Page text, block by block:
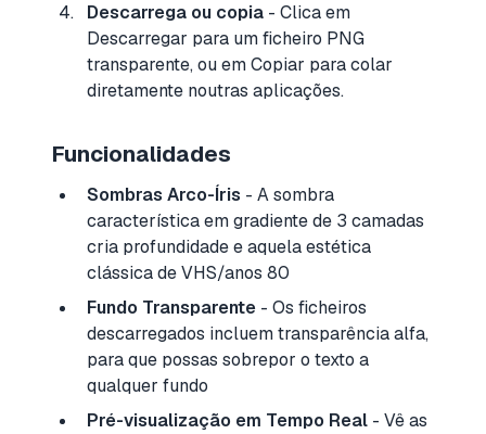
Descarrega ou copia - Clica em
Descarregar para um ficheiro PNG
transparente, ou em Copiar para colar
diretamente noutras aplicações.
Funcionalidades
Sombras Arco-Íris - A sombra
característica em gradiente de 3 camadas
cria profundidade e aquela estética
clássica de VHS/anos 80
Fundo Transparente - Os ficheiros
descarregados incluem transparência alfa,
para que possas sobrepor o texto a
qualquer fundo
Pré-visualização em Tempo Real - Vê as